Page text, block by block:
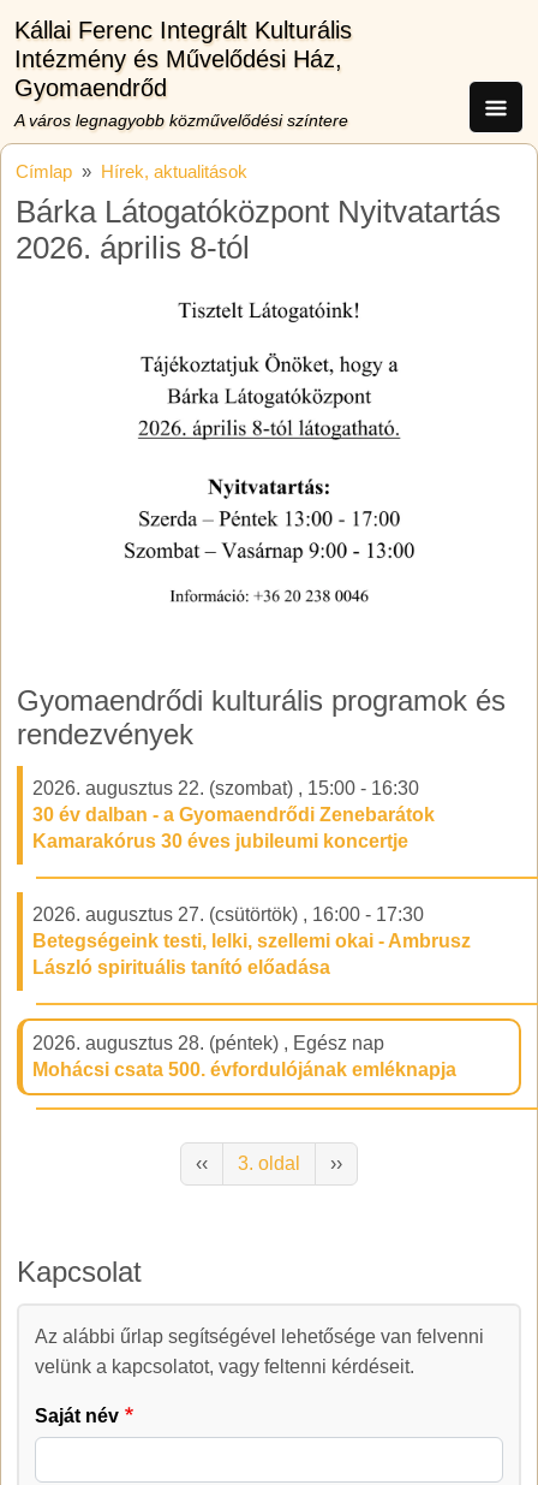
Kállai Ferenc Integrált Kulturális
Intézmény és Művelődési Ház,
Gyomaendrőd
A város legnagyobb közművelődési színtere
Címlap Hírek, aktualitások
Bárka Látogatóközpont Nyitvatartás
2026. április 8-tól
Gyomaendrődi kulturális programok és
rendezvények
2026. augusztus 22. (szombat) , 15:00 - 16:30
30 év dalban - a Gyomaendrődi Zenebarátok
Kamarakórus 30 éves jubileumi koncertje
2026. augusztus 27. (csütörtök) , 16:00 - 17:30
Betegségeink testi, lelki, szellemi okai - Ambrusz
László spirituális tanító előadása
2026. augusztus 28. (péntek) , Egész nap
Mohácsi csata 500. évfordulójának emléknapja
Előző oldal
‹‹ 3. oldal Következő oldal
››
Kapcsolat
Kapcsolat
Az alábbi űrlap segítségével lehetősége van felvenni
velünk a kapcsolatot, vagy feltenni kérdéseit.
Saját név